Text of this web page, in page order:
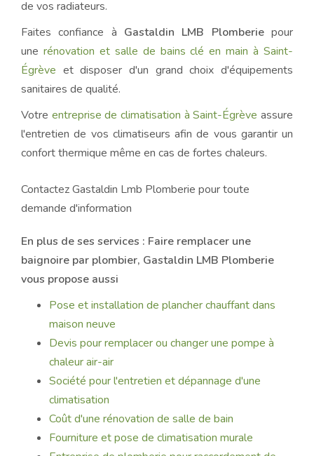
de vos radiateurs.
Faites confiance à Gastaldin LMB Plomberiepour
une rénovation et salle de bains clé en main à Saint-
Égrève et disposer d'un grand choix d'équipements
sanitaires de qualité.
Votre entreprise de climatisation à Saint-Égrève assure
l'entretien de vos climatiseurs afin de vous garantir un
confort thermique même en cas de fortes chaleurs.
Contactez Gastaldin Lmb Plomberie pour toute
demande d'information
En plus de ses services : Faire remplacer une
baignoire par plombier, Gastaldin LMB Plomberie
vous propose aussi
Pose et installation de plancher chauffant dans
maison neuve
Devis pour remplacer ou changer une pompe à
chaleur air-air
Société pour l'entretien et dépannage d'une
climatisation
Coût d'une rénovation de salle de bain
Fourniture et pose de climatisation murale